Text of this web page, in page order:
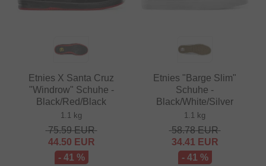
Etnies X Santa Cruz
"Windrow" Schuhe -
Black/Red/Black
1.1 kg
75.59EUR
44.50 EUR
- 41 %
Etnies "Barge Slim"
Schuhe -
Black/White/Silver
1.1 kg
58.78EUR
34.41 EUR
- 41 %